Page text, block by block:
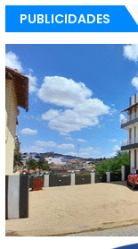
PUBLICIDADES